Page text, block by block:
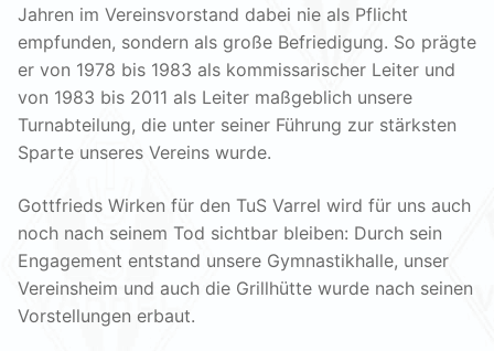
Jahren im Vereinsvorstand dabei nie als Pflicht
empfunden, sondern als große Befriedigung. So prägte
er von 1978 bis 1983 als kommissarischer Leiter und
von 1983 bis 2011 als Leiter maßgeblich unsere
Turnabteilung, die unter seiner Führung zur stärksten
Sparte unseres Vereins wurde.
Gottfrieds Wirken für den TuS Varrel wird für uns auch
noch nach seinem Tod sichtbar bleiben: Durch sein
Engagement entstand unsere Gymnastikhalle, unser
Vereinsheim und auch die Grillhütte wurde nach seinen
Vorstellungen erbaut.